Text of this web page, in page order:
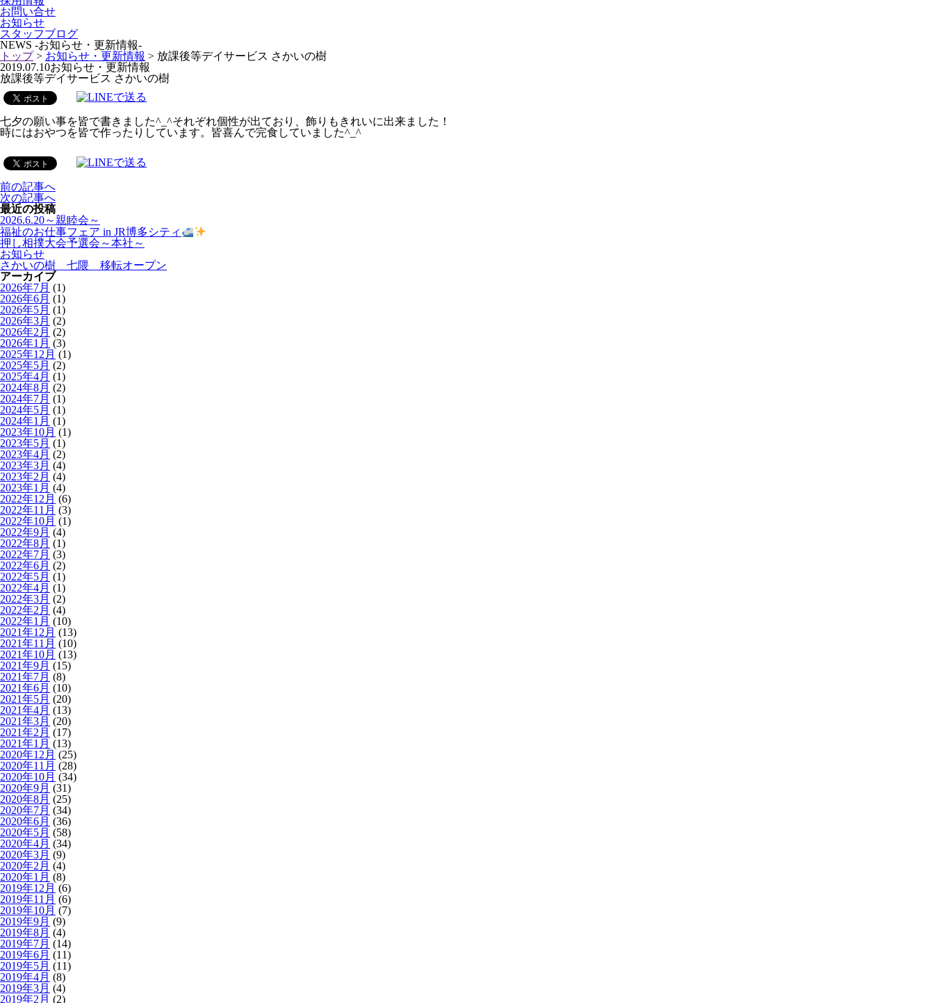
お問い合せ
お知らせ
スタッフブログ
NEWS -お知らせ・更新情報-
トップ> お知らせ・更新情報 > 放課後等デイサービス さかいの樹
2019.07.10お知らせ・更新情報
放課後等デイサービス さかいの樹
七夕の願い事を皆で書きました^_^それぞれ個性が出ており、飾りもきれいに出来ました！
時にはおやつを皆で作ったりしています。皆喜んで完食していました^_^
前の記事へ
次の記事へ
最近の投稿
2026.6.20～親睦会～
福祉のお仕事フェア in JR博多シティ
押し相撲大会予選会～本社～
お知らせ
さかいの樹 七隈 移転オープン
アーカイブ
2026年7月 (1)
2026年6月 (1)
2026年5月 (1)
2026年3月 (2)
2026年2月 (2)
2026年1月 (3)
2025年12月 (1)
2025年5月 (2)
2025年4月 (1)
2024年8月 (2)
2024年7月 (1)
2024年5月 (1)
2024年1月 (1)
2023年10月 (1)
2023年5月 (1)
2023年4月 (2)
2023年3月 (4)
2023年2月 (4)
2023年1月 (4)
2022年12月 (6)
2022年11月 (3)
2022年10月 (1)
2022年9月 (4)
2022年8月 (1)
2022年7月 (3)
2022年6月 (2)
2022年5月 (1)
2022年4月 (1)
2022年3月 (2)
2022年2月 (4)
2022年1月 (10)
2021年12月 (13)
2021年11月 (10)
2021年10月 (13)
2021年9月 (15)
2021年7月 (8)
2021年6月 (10)
2021年5月 (20)
2021年4月 (13)
2021年3月 (20)
2021年2月 (17)
2021年1月 (13)
2020年12月 (25)
2020年11月 (28)
2020年10月 (34)
2020年9月 (31)
2020年8月 (25)
2020年7月 (34)
2020年6月 (36)
2020年5月 (58)
2020年4月 (34)
2020年3月 (9)
2020年2月 (4)
2020年1月 (8)
2019年12月 (6)
2019年11月 (6)
2019年10月 (7)
2019年9月 (9)
2019年8月 (4)
2019年7月 (14)
2019年6月 (11)
2019年5月 (11)
2019年4月 (8)
2019年3月 (4)
2019年2月 (2)